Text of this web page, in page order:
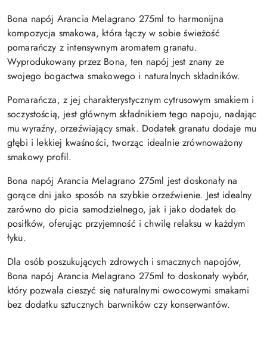
Bona napój Arancia Melagrano 275ml to harmonijna
kompozycja smakowa, która łączy w sobie świeżość
pomarańczy z intensywnym aromatem granatu.
Wyprodukowany przez Bona, ten napój jest znany ze
swojego bogactwa smakowego i naturalnych składników.
Pomarańcza, z jej charakterystycznym cytrusowym smakiem i
soczystością, jest głównym składnikiem tego napoju, nadając
mu wyraźny, orzeźwiający smak. Dodatek granatu dodaje mu
głębi i lekkiej kwaśności, tworząc idealnie zrównoważony
smakowy profil.
Bona napój Arancia Melagrano 275ml jest doskonały na
gorące dni jako sposób na szybkie orzeźwienie. Jest idealny
zarówno do picia samodzielnego, jak i jako dodatek do
posiłków, oferując przyjemność i chwilę relaksu w każdym
łyku.
Dla osób poszukujących zdrowych i smacznych napojów,
Bona napój Arancia Melagrano 275ml to doskonały wybór,
który pozwala cieszyć się naturalnymi owocowymi smakami
bez dodatku sztucznych barwników czy konserwantów.